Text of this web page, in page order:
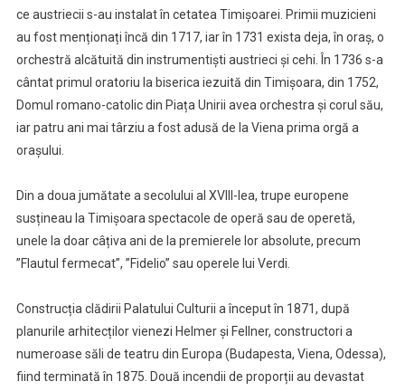
ce austriecii s-au instalat în cetatea Timișoarei. Primii muzicieni
au fost menționați încă din 1717, iar în 1731 exista deja, în oraș, o
orchestră alcătuită din instrumentiști austrieci și cehi. În 1736 s-a
cântat primul oratoriu la biserica iezuită din Timișoara, din 1752,
Domul romano-catolic din Piața Unirii avea orchestra și corul său,
iar patru ani mai târziu a fost adusă de la Viena prima orgă a
orașului.
Din a doua jumătate a secolului al XVIII-lea, trupe europene
susțineau la Timișoara spectacole de operă sau de operetă,
unele la doar câțiva ani de la premierele lor absolute, precum
”Flautul fermecat”, ”Fidelio” sau operele lui Verdi.
Construcția clădirii Palatului Culturii a început în 1871, după
planurile arhitecților vienezi Helmer și Fellner, constructori a
numeroase săli de teatru din Europa (Budapesta, Viena, Odessa),
fiind terminată în 1875. Două incendii de proporții au devastat